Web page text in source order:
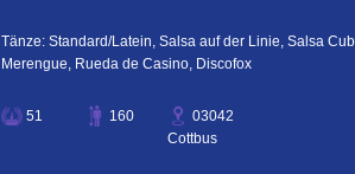
Tänze: Standard/Latein, Salsa auf der Linie, Salsa
Merengue, Rueda de Casino, Discofox
51 160
03042
Cottbus